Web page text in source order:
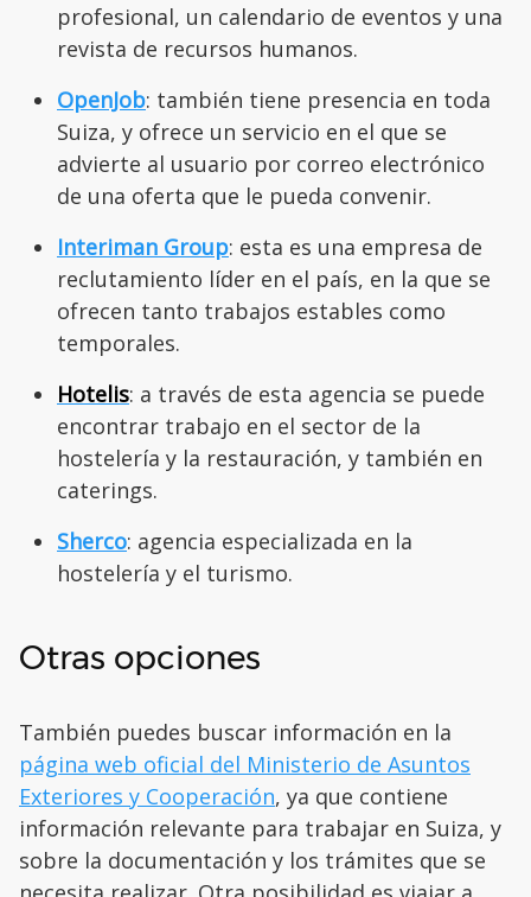
profesional, un calendario de eventos y una
revista de recursos humanos.
OpenJob: también tiene presencia en toda
Suiza, y ofrece un servicio en el que se
advierte al usuario por correo electrónico
de una oferta que le pueda convenir.
Interiman Group: esta es una empresa de
reclutamiento líder en el país, en la que se
ofrecen tanto trabajos estables como
temporales.
Hotelis: a través de esta agencia se puede
encontrar trabajo en el sector de la
hostelería y la restauración, y también en
caterings.
Sherco: agencia especializada en la
hostelería y el turismo.
Otras opciones
También puedes buscar información en la
página web oficial del Ministerio de Asuntos
Exteriores y Cooperación, ya que contiene
información relevante para trabajar en Suiza, y
sobre la documentación y los trámites que se